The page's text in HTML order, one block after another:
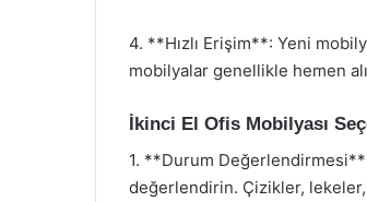
4. **Hızlı Erişim**: Yeni
mobilyalar genellikle hemen
İkinci El Ofis Mobilyası
1. **Durum
değerlendirin. Çizikler,